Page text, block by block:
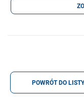
POWRÓT DO LISTY